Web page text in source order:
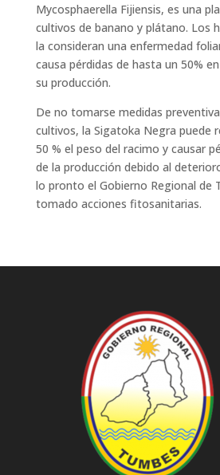
Mycosphaerella Fijiensis, es una
cultivos de banano y plátano. Los
la consideran una enfermedad
causa pérdidas de hasta un 50%
su producción.
De no tomarse medidas
cultivos, la Sigatoka Negra puede
50 % el peso del racimo y causar
de la producción debido al
lo pronto el Gobierno Regional de
tomado acciones fitosanitarias.